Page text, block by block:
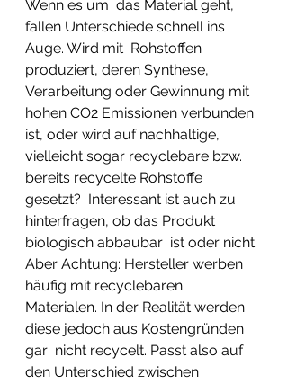
Wenn es um  das Material geht,
fallen Unterschiede schnell ins
Auge. Wird mit  Rohstoffen
produziert, deren Synthese,
Verarbeitung oder Gewinnung mit
hohen CO2 Emissionen verbunden
ist, oder wird auf nachhaltige,
vielleicht sogar recyclebare bzw.
bereits recycelte Rohstoffe
gesetzt?  Interessant ist auch zu
hinterfragen, ob das Produkt
biologisch abbaubar  ist oder nicht.
Aber Achtung: Hersteller werben
häufig mit recyclebaren
Materialen. In der Realität werden
diese jedoch aus Kostengründen
gar  nicht recycelt. Passt also auf
den Unterschied zwischen